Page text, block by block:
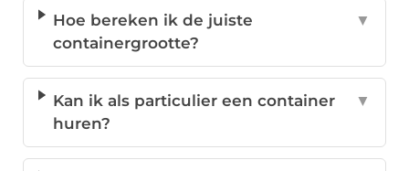
Hoe bereken ik de juiste
containergrootte?
▼
Kan ik als particulier een container
huren?
▼